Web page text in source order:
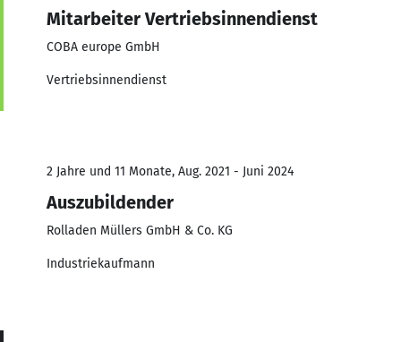
Mitarbeiter Vertriebsinnendienst
COBA europe GmbH
Vertriebsinnendienst
2 Jahre und 11 Monate, Aug. 2021 - Juni 2024
Auszubildender
Rolladen Müllers GmbH & Co. KG
Industriekaufmann